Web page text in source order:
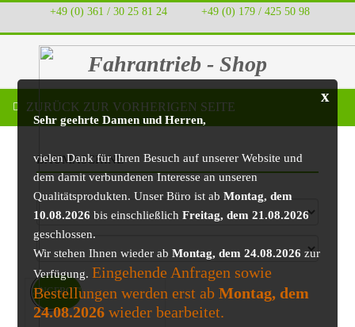
+49 (0) 361 / 30 25 81 24 +49 (0) 179 / 425 50 98
Fahrantrieb - Shop
x
Sehr geehrte Damen und Herren,
vielen Dank für Ihren Besuch auf unserer Website und
dem damit verbundenen Interesse an unseren
Qualitätsprodukten. Unser Büro ist abMontag, dem
10.08.2026 bis einschließlichFreitag, dem 21.08.2026
geschlossen.
Wir stehen Ihnen wieder abMontag, dem 24.08.2026 zur
Verfügung. Eingehende Anfragen sowie
Bestellungen werden erst abMontag, dem
24.08.2026 wieder bearbeitet.
ZURÜCK ZUR VORHERIGEN SEITE
BAUMASCHINE
ANGEBOT!